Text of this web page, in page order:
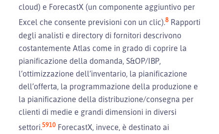
cloud) e ForecastX (un componente aggiuntivo per
Excel che consente previsioni con un clic).8 Rapporti
degli analisti e directory di fornitori descrivono
costantemente Atlas come in grado di coprire la
pianificazione della domanda, S&OP/IBP,
l’ottimizzazione dell’inventario, la pianificazione
dell’offerta, la programmazione della produzione e
la pianificazione della distribuzione/consegna per
clienti di medie e grandi dimensioni in diversi
settori.5910 ForecastX, invece, è destinato ai